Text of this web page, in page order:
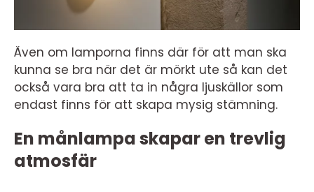
Även om lamporna finns där för att man ska
kunna se bra när det är mörkt ute så kan det
också vara bra att ta in några ljuskällor som
endast finns för att skapa mysig stämning.
En månlampa skapar en trevlig
atmosfär